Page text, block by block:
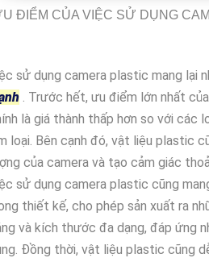
ĐIỂM CỦA VIỆC SỬ DỤNG
sử dụng camera plastic mang lại
. Trước hết, ưu điểm lớn nhất
là giá thành thấp hơn so với các
loại. Bên cạnh đó, vật liệu plastic
của camera và tạo cảm giác
sử dụng camera plastic cũng
thiết kế, cho phép sản xuất ra
và kích thước đa dạng, đáp ứng
Đồng thời, vật liệu plastic cũng